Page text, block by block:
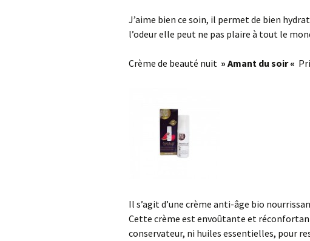
J’aime bien ce soin, il permet de bien
l’odeur elle peut ne pas plaire à tout le
Crème de beauté nuit » Amant du soir «
Il s’agit d’une crème anti-âge bio
Cette crème est envoûtante et
conservateur, ni huiles essentielles, pour